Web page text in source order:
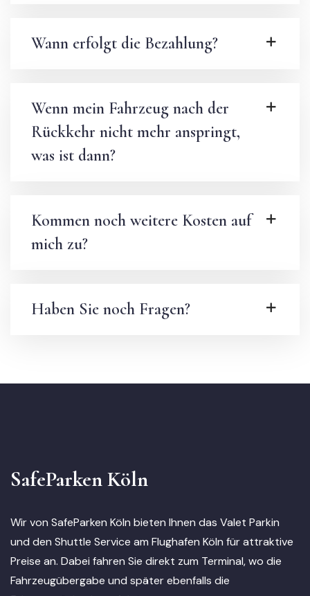
Wann erfolgt die Bezahlung?
Wenn mein Fahrzeug nach der
Rückkehr nicht mehr anspringt,
was ist dann?
Kommen noch weitere Kosten auf
mich zu?
Haben Sie noch Fragen?
SafeParken Köln
Wir von SafeParken Köln bieten Ihnen das Valet Parkin
und den Shuttle Service am Flughafen Köln für attraktive
Preise an. Dabei fahren Sie direkt zum Terminal, wo die
Fahrzeugübergabe und später ebenfalls die